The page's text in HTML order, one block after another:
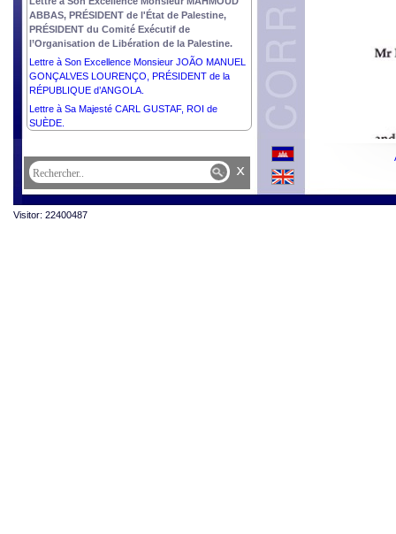
ABBAS, PRÉSIDENT de l'État de Palestine,
PRÉSIDENT du Comité Exécutif de
l’Organisation de Libération de la Palestine.
Lettre à Son Excellence Monsieur JOÃO MANUEL
GONÇALVES LOURENÇO, PRÉSIDENT de la
RÉPUBLIQUE d’ANGOLA.
Lettre à Sa Majesté CARL GUSTAF, ROI de
SUÈDE.
x
Visitor: 22400487